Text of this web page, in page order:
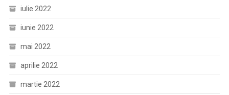
iulie 2022
iunie 2022
mai 2022
aprilie 2022
martie 2022